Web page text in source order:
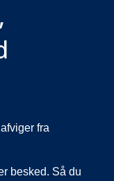
fra
besked. Så du